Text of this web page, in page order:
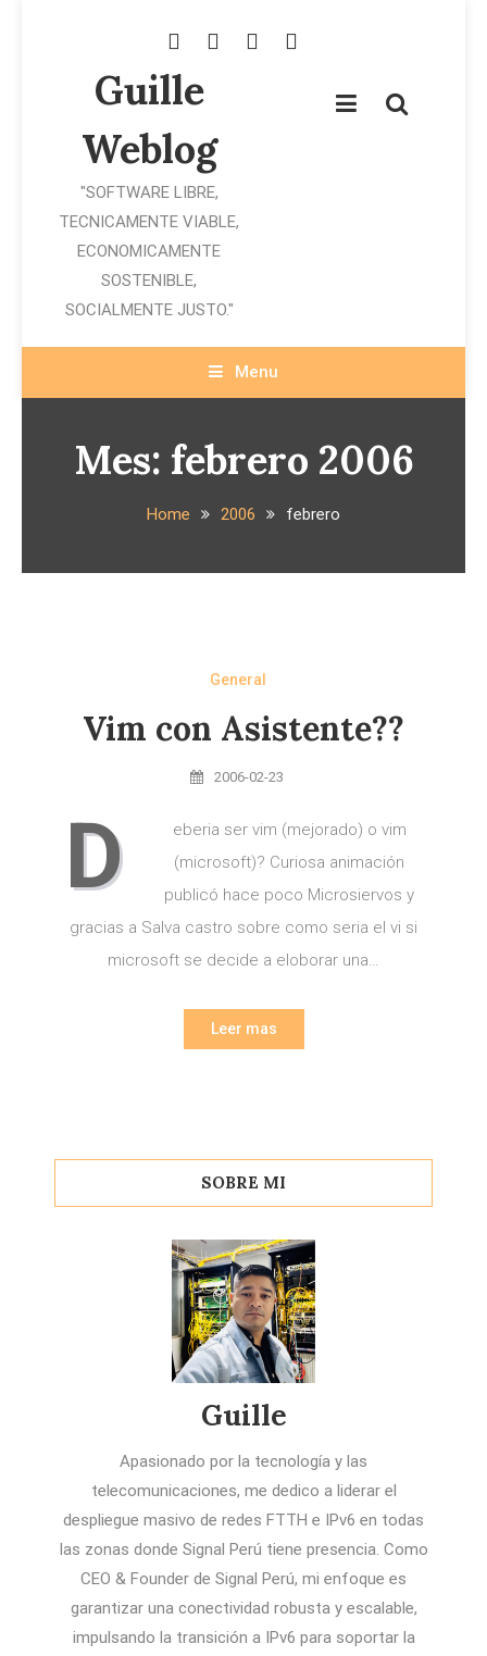
Guille
Weblog
"SOFTWARE LIBRE,
TECNICAMENTE VIABLE,
ECONOMICAMENTE
SOSTENIBLE,
SOCIALMENTE JUSTO."
Menu
Mes: febrero 2006
Home 2006 febrero
General
Vim con Asistente??
2006-02-23
D
eberia ser vim (mejorado) o vim
(microsoft)? Curiosa animación
publicó hace poco Microsiervos y
gracias a Salva castro sobre como seria el vi si
microsoft se decide a eloborar una…
Leer mas
SOBRE MI
Guille
Apasionado por la tecnología y las
telecomunicaciones, me dedico a liderar el
despliegue masivo de redes FTTH e IPv6 en todas
las zonas donde Signal Perú tiene presencia. Como
CEO & Founder de Signal Perú, mi enfoque es
garantizar una conectividad robusta y escalable,
impulsando la transición a IPv6 para soportar la